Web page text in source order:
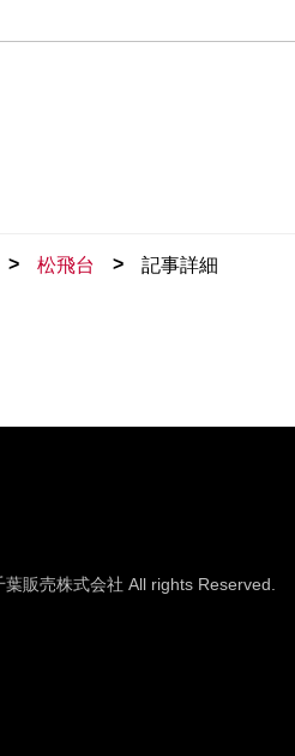
> 松飛台 > 記事詳細
販売株式会社 All rights Reserved.